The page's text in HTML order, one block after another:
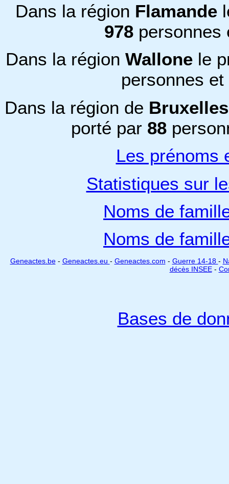
Dans la région Flamande
978personnes
Dans la région Wallonele
personnes
Dans la région de
porté par 88
Les prénoms
Statistiques sur
Noms de
Noms de
Geneactes.be- Geneactes.eu - Geneactes.com - Guerre 14-18 -
décès INSEE-
Bases de